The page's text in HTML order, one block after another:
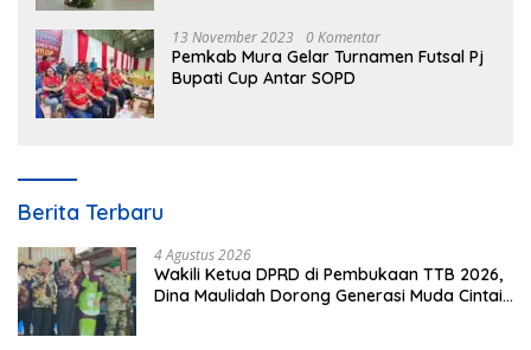
13 November 2023 0 Komentar
Pemkab Mura Gelar Turnamen Futsal Pj
Bupati Cup Antar SOPD
Berita Terbaru
4 Agustus 2026
Wakili Ketua DPRD di Pembukaan TTB 2026,
Dina Maulidah Dorong Generasi Muda Cintai